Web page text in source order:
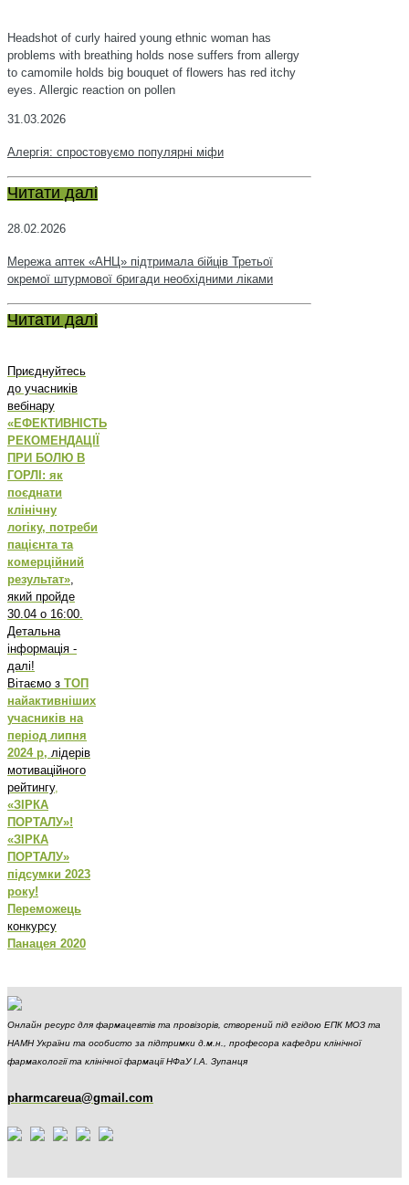
Headshot of curly haired young ethnic woman has
problems with breathing holds nose suffers from allergy
to camomile holds big bouquet of flowers has red itchy
eyes. Allergic reaction on pollen
31.03.2026
Алергія: спростовуємо популярні міфи
Читати далі
28.02.2026
Мережа аптек «АНЦ» підтримала бійців Третьої
окремої штурмової бригади необхідними ліками
Читати далі
Приєднуйтесь
до учасників
вебінару
«ЕФЕКТИВНІСТЬ
РЕКОМЕНДАЦІЇ
ПРИ БОЛЮ В
ГОРЛІ: як
поєднати
клінічну
логіку, потреби
пацієнта та
комерційний
результат»
який пройде
30.04 о 16:00.
Детальна
інформація -
далі!
Вітаємо з ТОП
найактивніших
учасників на
період липня
2024 р, лідерів
мотиваційного
рейтингу,
«ЗІРКА
ПОРТАЛУ»!
«ЗІРКА
ПОРТАЛУ»
підсумки 2023
року!
Переможець
конкурсу
Панацея 2020
Онлайн ресурс для фармацевтів та провізорів, створений під егідою ЕПК МОЗ та
НАМН України та особисто за підтримки д.м.н., професора кафедри клінічної
фармакології та клінічної фармації НФаУ І.А. Зупанця
pharmcareua@gmail.com